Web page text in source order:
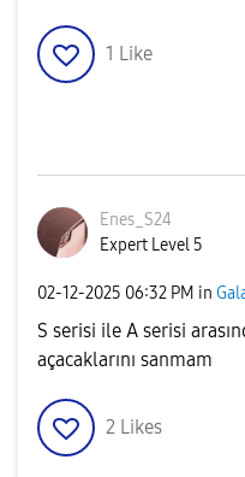
1 Like
Enes_S24
Expert Level 5
‎02-12-2025 06:32 PM in
S serisi ile A serisi
açacaklarını sanmam
2 Likes